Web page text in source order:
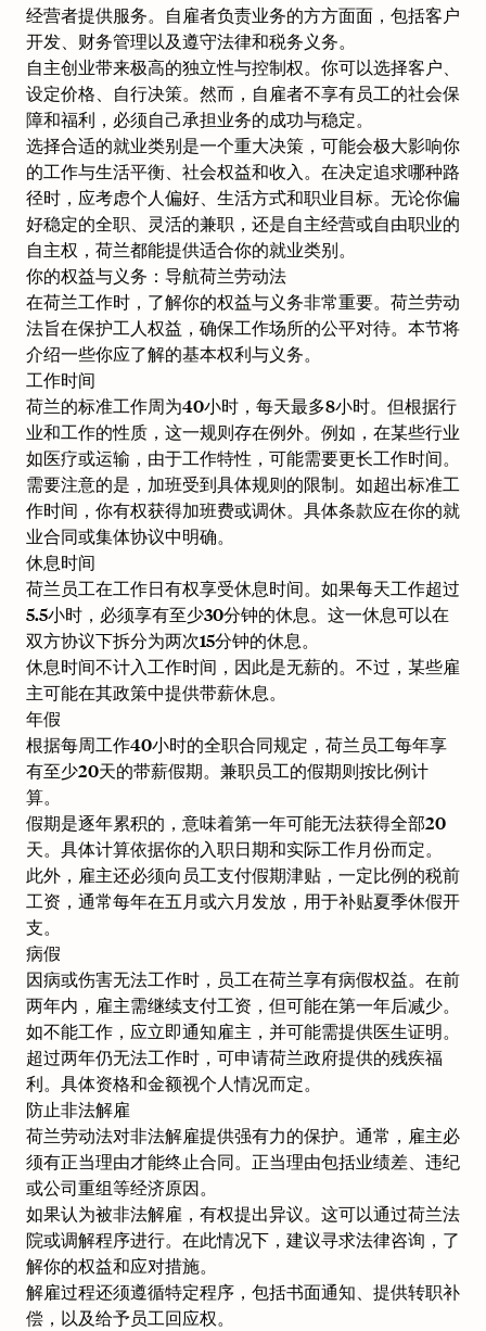
经营者提供服务。自雇者负责业务的方方面面，包括客户
开发、财务管理以及遵守法律和税务义务。
自主创业带来极高的独立性与控制权。你可以选择客户、
设定价格、自行决策。然而，自雇者不享有员工的社会保
障和福利，必须自己承担业务的成功与稳定。
选择合适的就业类别是一个重大决策，可能会极大影响你
的工作与生活平衡、社会权益和收入。在决定追求哪种路
径时，应考虑个人偏好、生活方式和职业目标。无论你偏
好稳定的全职、灵活的兼职，还是自主经营或自由职业的
自主权，荷兰都能提供适合你的就业类别。
你的权益与义务：导航荷兰劳动法
在荷兰工作时，了解你的权益与义务非常重要。荷兰劳动
法旨在保护工人权益，确保工作场所的公平对待。本节将
介绍一些你应了解的基本权利与义务。
工作时间
荷兰的标准工作周为40小时，每天最多8小时。但根据行
业和工作的性质，这一规则存在例外。例如，在某些行业
如医疗或运输，由于工作特性，可能需要更长工作时间。
需要注意的是， 加班受到具体规则的限制。如超出标准工
作时间，你有权获得加班费或调休。具体条款应在你的就
业合同或集体协议中明确。
休息时间
荷兰员工在工作日有权享受休息时间。如果每天工作超过
5.5小时，必须享有至少30分钟的休息。这一休息可以在
双方协议下拆分为两次15分钟的休息。
休息时间不计入工作时间，因此是无薪的。不过，某些雇
主可能在其政策中提供带薪休息。
年假
根据每周工作40小时的全职合同规定，荷兰员工每年享
有至少20天的带薪假期。兼职员工的假期则按比例计
算。
假期是逐年累积的，意味着第一年可能无法获得全部20
天。具体计算依据你的入职日期和实际工作月份而定。
此外，雇主还必须向员工支付假期津贴，一定比例的税前
工资，通常每年在五月或六月发放，用于补贴夏季休假开
支。
病假
因病或伤害无法工作时，员工在荷兰享有病假权益。在前
两年内，雇主需继续支付工资，但可能在第一年后减少。
如不能工作，应立即通知雇主，并可能需提供医生证明。
超过两年仍无法工作时，可申请荷兰政府提供的残疾福
利。具体资格和金额视个人情况而定。
防止非法解雇
荷兰劳动法对非法解雇提供强有力的保护。通常，雇主必
须有正当理由才能终止合同。正当理由包括业绩差、违纪
或公司重组等经济原因。
如果认为被非法解雇，有权提出异议。这可以通过荷兰法
院或调解程序进行。在此情况下，建议寻求法律咨询，了
解你的权益和应对措施。
解雇过程还须遵循特定程序，包括书面通知、提供转职补
偿，以及给予员工回应权。